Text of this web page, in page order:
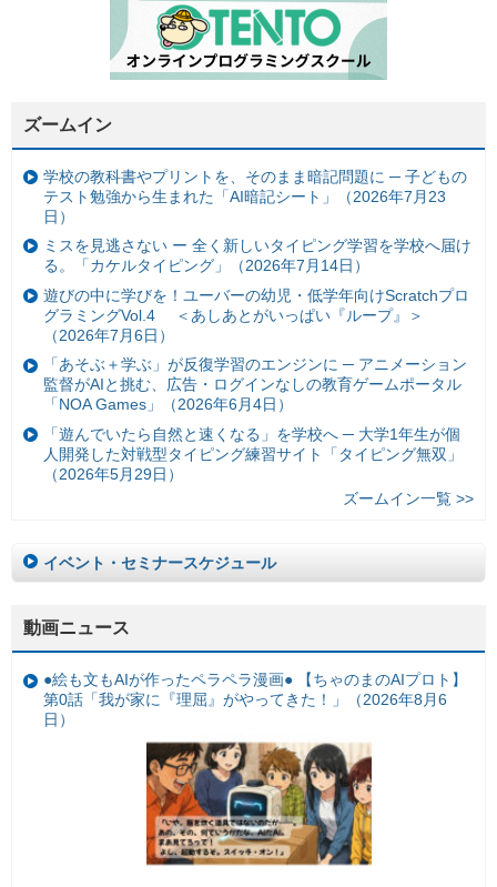
ズームイン
学校の教科書やプリントを、そのまま暗記問題に ─ 子どもの
テスト勉強から生まれた「AI暗記シート」（2026年7月23
日）
ミスを見逃さない ー 全く新しいタイピング学習を学校へ届け
る。「カケルタイピング」（2026年7月14日）
遊びの中に学びを！ユーバーの幼児・低学年向けScratchプロ
グラミングVol.4 ＜あしあとがいっぱい『ループ』＞
（2026年7月6日）
「あそぶ＋学ぶ」が反復学習のエンジンに ─ アニメーション
監督がAIと挑む、広告・ログインなしの教育ゲームポータル
「NOA Games」（2026年6月4日）
「遊んでいたら自然と速くなる」を学校へ ─ 大学1年生が個
人開発した対戦型タイピング練習サイト「タイピング無双」
（2026年5月29日）
ズームイン一覧 >>
イベント・セミナースケジュール
動画ニュース
●絵も文もAIが作ったペラペラ漫画● 【ちゃのまのAIプロト】
第0話「我が家に『理屈』がやってきた！」（2026年8月6
日）